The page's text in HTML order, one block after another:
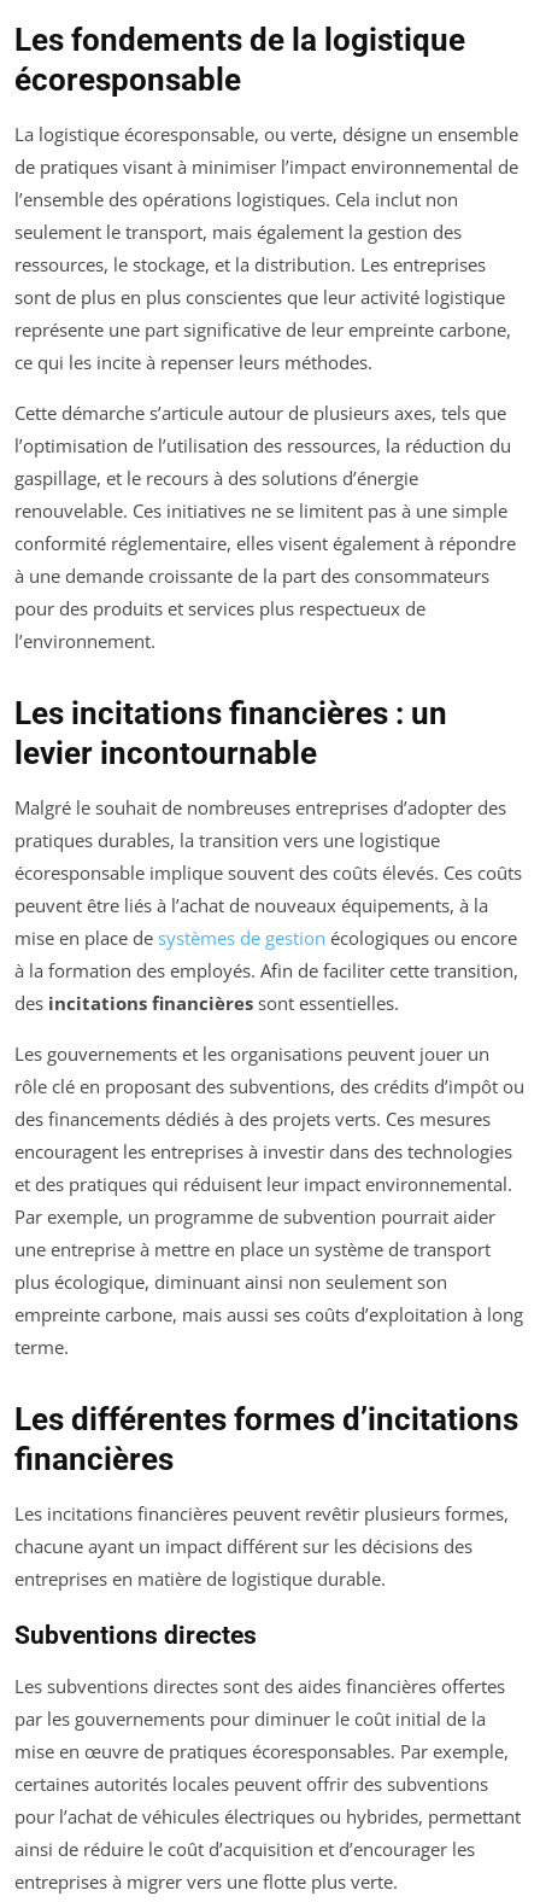
Les fondements de la logistique
écoresponsable
La logistique écoresponsable, ou verte, désigne un ensemble
de pratiques visant à minimiser l’impact environnemental de
l’ensemble des opérations logistiques. Cela inclut non
seulement le transport, mais également la gestion des
ressources, le stockage, et la distribution. Les entreprises
sont de plus en plus conscientes que leur activité logistique
représente une part significative de leur empreinte carbone,
ce qui les incite à repenser leurs méthodes.
Cette démarche s’articule autour de plusieurs axes, tels que
l’optimisation de l’utilisation des ressources, la réduction du
gaspillage, et le recours à des solutions d’énergie
renouvelable. Ces initiatives ne se limitent pas à une simple
conformité réglementaire, elles visent également à répondre
à une demande croissante de la part des consommateurs
pour des produits et services plus respectueux de
l’environnement.
Les incitations financières : un
levier incontournable
Malgré le souhait de nombreuses entreprises d’adopter des
pratiques durables, la transition vers une logistique
écoresponsable implique souvent des coûts élevés. Ces coûts
peuvent être liés à l’achat de nouveaux équipements, à la
mise en place de systèmes de gestion écologiques ou encore
à la formation des employés. Afin de faciliter cette transition,
des incitations financières sont essentielles.
Les gouvernements et les organisations peuvent jouer un
rôle clé en proposant des subventions, des crédits d’impôt ou
des financements dédiés à des projets verts. Ces mesures
encouragent les entreprises à investir dans des technologies
et des pratiques qui réduisent leur impact environnemental.
Par exemple, un programme de subvention pourrait aider
une entreprise à mettre en place un système de transport
plus écologique, diminuant ainsi non seulement son
empreinte carbone, mais aussi ses coûts d’exploitation à long
terme.
Les différentes formes d’incitations
financières
Les incitations financières peuvent revêtir plusieurs formes,
chacune ayant un impact différent sur les décisions des
entreprises en matière de logistique durable.
Subventions directes
Les subventions directes sont des aides financières offertes
par les gouvernements pour diminuer le coût initial de la
mise en œuvre de pratiques écoresponsables. Par exemple,
certaines autorités locales peuvent offrir des subventions
pour l’achat de véhicules électriques ou hybrides, permettant
ainsi de réduire le coût d’acquisition et d’encourager les
entreprises à migrer vers une flotte plus verte.